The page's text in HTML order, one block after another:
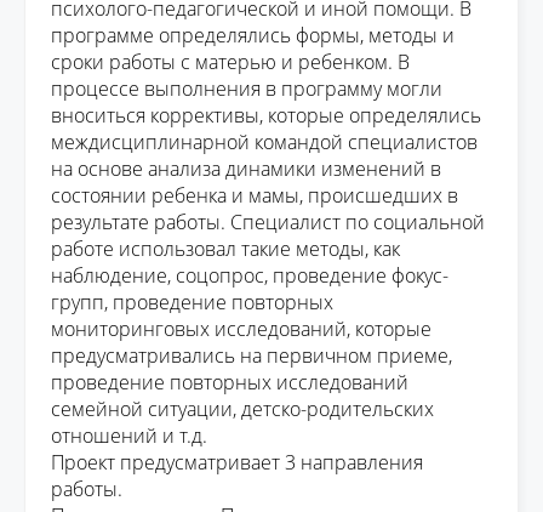
психолого-педагогической и иной помощи. В
программе определялись формы, методы и
сроки работы с матерью и ребенком. В
процессе выполнения в программу могли
вноситься коррективы, которые определялись
междисциплинарной командой специалистов
на основе анализа динамики изменений в
состоянии ребенка и мамы, происшедших в
результате работы. Специалист по социальной
работе использовал такие методы, как
наблюдение, соцопрос, проведение фокус-
групп, проведение повторных
мониторинговых исследований, которые
предусматривались на первичном приеме,
проведение повторных исследований
семейной ситуации,детско-родительских
отношений и т.д.
Проект предусматривает 3 направления
работы.